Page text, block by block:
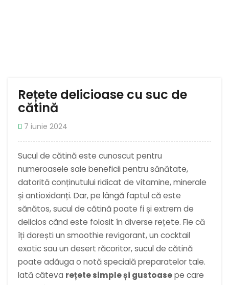
Rețete delicioase cu suc de
cătină
7 iunie 2024
Sucul de cătină este cunoscut pentru
numeroasele sale beneficii pentru sănătate,
datorită conținutului ridicat de vitamine, minerale
și antioxidanți. Dar, pe lângă faptul că este
sănătos, sucul de cătină poate fi și extrem de
delicios când este folosit în diverse rețete. Fie că
îți dorești un smoothie revigorant, un cocktail
exotic sau un desert răcoritor, sucul de cătină
poate adăuga o notă specială preparatelor tale.
Iată câteva rețete simple și gustoasepe care